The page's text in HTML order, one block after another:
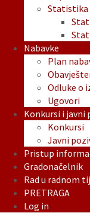
Statistika
Nabavke
Plan
Odluke o
Ugovori
Konkursi i javni
Konkursi
Javni
Pristup
Gradonačelnik
Rad u radnom
PRETRAGA
Log in